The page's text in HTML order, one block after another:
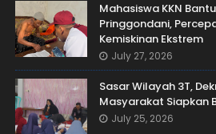
Mahasiswa KKN
Pringgondani,
Kemiskinan Ekstrem
July 27, 2026
Sasar Wilayah 3T,
Masyarakat Siapkan
July 25, 2026